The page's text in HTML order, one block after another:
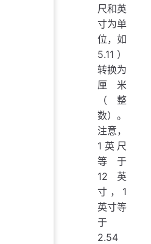
尺和英
寸为单
位，如
5.11）
转换为
厘米
（整
数）。
注意，
1英尺
等于
12英
寸，1
英寸等
于
2.54